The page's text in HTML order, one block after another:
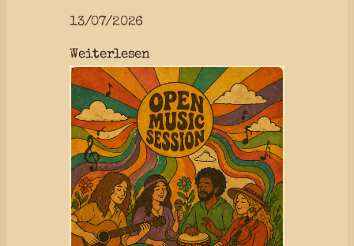
R
o
c
k
13/07/2026
Weiterlesen:
W
e
n
n
d
e
r
T